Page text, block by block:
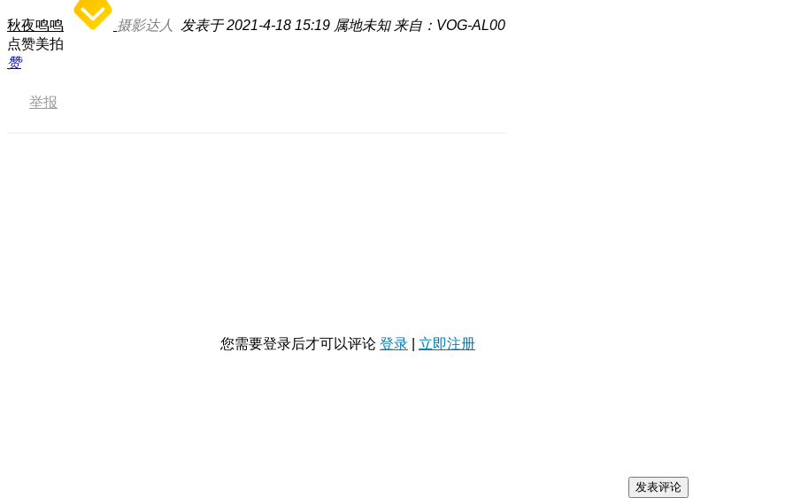
秋夜鸣鸣 摄影达人 发表于 2021-4-18 15:19 属地未知 来自：VOG-AL00
点赞美拍
赞
举报
您需要登录后才可以评论 登录 立即注册
发表评论